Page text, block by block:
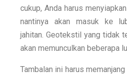
cukup, Anda harus
nantinya akan masuk ke
jahitan. Geotekstil yang tidak
akan memunculkan beberapa
Tambalan ini harus